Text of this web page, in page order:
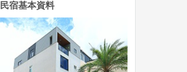
民宿基本資料